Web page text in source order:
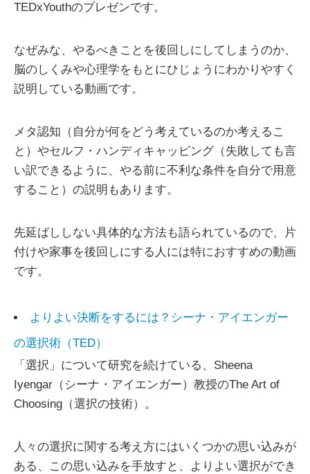
TEDxYouthのプレゼンです。
なぜみな、やるべきことを後回しにしてしまうのか、
脳のしくみや心理学をもとにひじょうにわかりやすく
説明している動画です。
メタ認知（自分が何をどう考えているのか考えるこ
と）やセルフ・ハンディキャッピング（失敗しても言
い訳できるように、やる前に不利な条件を自分で用意
すること）の説明もあります。
先延ばししない具体的な方法も語られているので、片
付けや家事を後回しにする人には特におすすめの動画
です。
よりよい決断をするには？シーナ・アイエンガー
の選択術（TED）
「選択」について研究を続けている、Sheena
Iyengar（シーナ・アイエンガー）教授のThe Art of
Choosing（選択の技術）。
人々の選択に関する考え方にはいくつかの思い込みが
ある、この思い込みを手放すと、よりよい選択ができ